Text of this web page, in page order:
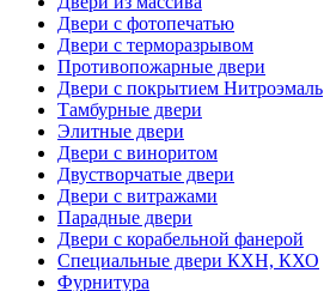
Двери с фотопечатью
Двери с терморазрывом
Противопожарные двери
Двери с покрытием Нитроэмаль
Тамбурные двери
Элитные двери
Двери с виноритом
Двустворчатые двери
Двери с витражами
Парадные двери
Двери с корабельной фанерой
Специальные двери КХН, КХО
Фурнитура